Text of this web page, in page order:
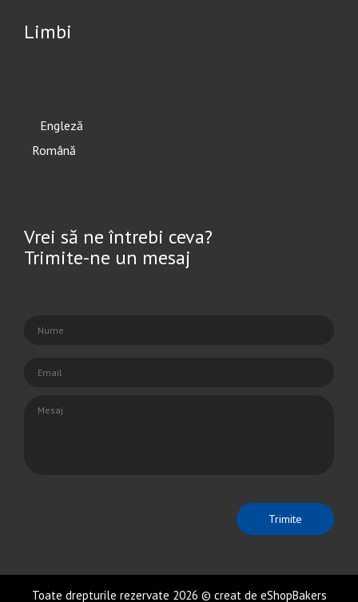
Limbi
English
Română
Vrei să ne întrebi ceva?
Trimite-ne un mesaj
Toate drepturile rezervate 2026 © creat de eShopBakers